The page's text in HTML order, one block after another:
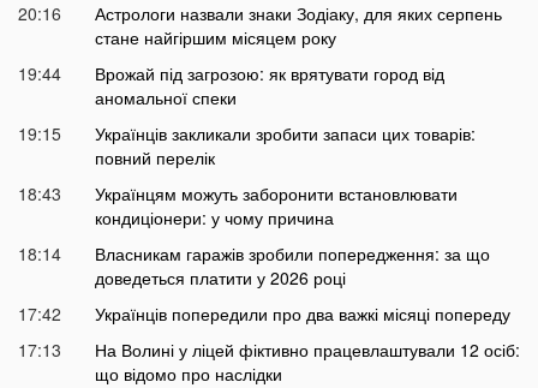
20:16
Астрологи назвали знаки Зодіаку, для яких серпень
стане найгіршим місяцем року
19:44
Врожай під загрозою: як врятувати город від
аномальної спеки
19:15
Українців закликали зробити запаси цих товарів:
повний перелік
18:43
Українцям можуть заборонити встановлювати
кондиціонери: у чому причина
18:14
Власникам гаражів зробили попередження: за що
доведеться платити у 2026 році
17:42
Українців попередили про два важкі місяці попереду
17:13
На Волині у ліцей фіктивно працевлаштували 12 осіб:
що відомо про наслідки